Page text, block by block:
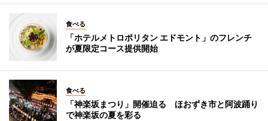
食べる
「ホテルメトロポリタン エドモント」のフレンチ
が夏限定コース提供開始
食べる
「神楽坂まつり」開催迫る ほおずき市と阿波踊り
で神楽坂の夏を彩る